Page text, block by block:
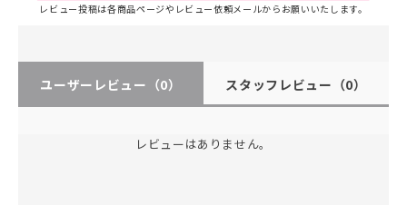
レビュー投稿は各商品ページやレビュー依頼メールからお願いいたします。
ユーザーレビュー （0） スタッフレビュー （0）
レビューはありません。